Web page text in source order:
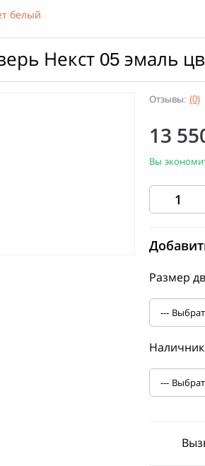
белый
Некст 05 эмаль
Отзывы: (0)
13
Вы
Размер